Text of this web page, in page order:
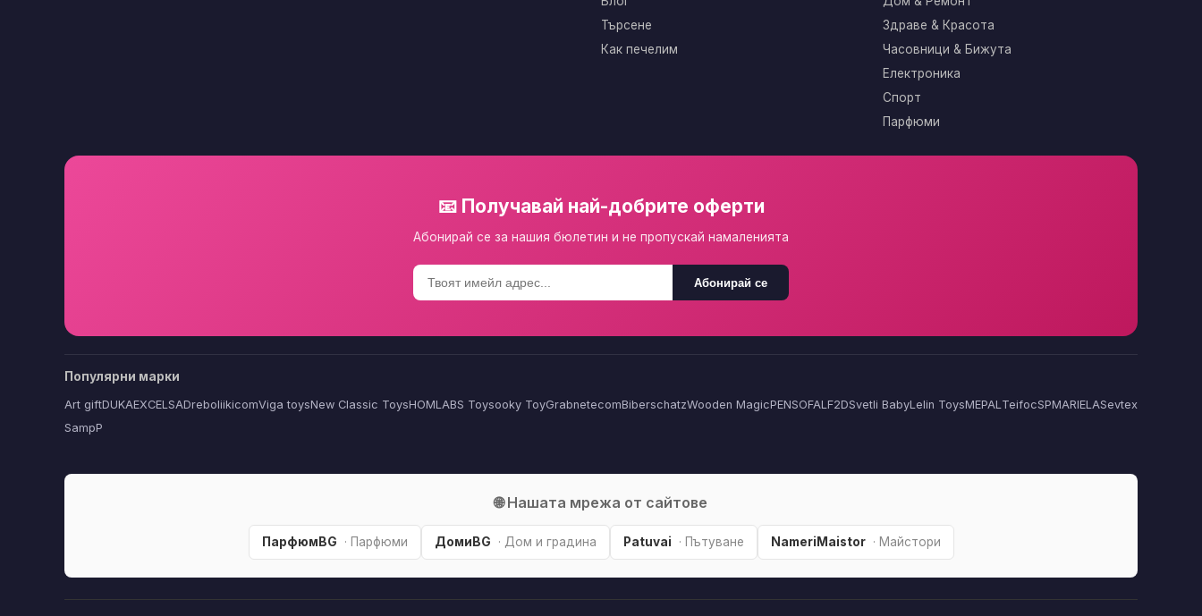
Търсене
Как печелим
Здраве & Красота
Часовници & Бижута
Електроника
Спорт
Парфюми
📧 Получавай най-добрите оферти
Абонирай се за нашия бюлетин и не пропускай намаленията
Абонирай се
Популярни марки
Art giftDUKAEXCELSADreboliikicomViga toysNew Classic ToysHOMLABS Toysooky ToyGrabnetecomBiberschatzWooden MagicPENSOFALF2DSvetli BabyLelin ToysMEPALTeifocSPMARIELASevtex
SampP
🌐 Нашата мрежа от сайтове
ПарфюмBG · Парфюми ДомиBG · Дом и градина Patuvai · Пътуване NameriMaistor · Майстори